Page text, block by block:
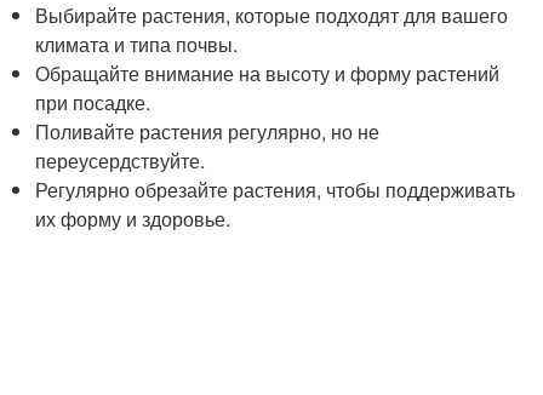
Выбирайте растения, которые подходят для вашего
климата и типа почвы.
Обращайте внимание на высоту и форму растений
при посадке.
Поливайте растения регулярно, но не
переусердствуйте.
Регулярно обрезайте растения, чтобы поддерживать
их форму и здоровье.